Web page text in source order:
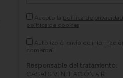
Acepto la política de privacidad
política de cookies
Autorizo el envío de información
comercial.
Responsable del tratamiento:
CASALS VENTILACIÓN AIR